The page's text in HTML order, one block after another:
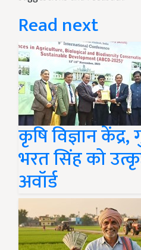
Read next
कृषि विज्ञान
भरत सिंह को
अवॉर्ड